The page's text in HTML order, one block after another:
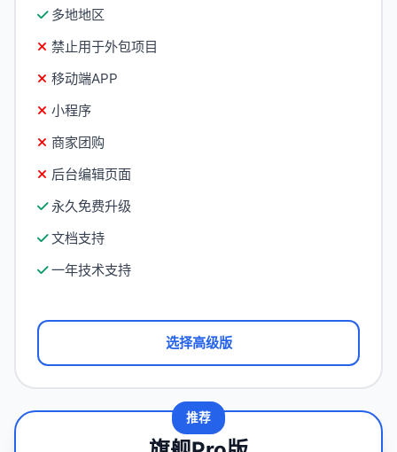
多地地区
禁止用于外包项目
移动端APP
小程序
商家团购
后台编辑页面
永久免费升级
文档支持
一年技术支持
选择高级版
推荐